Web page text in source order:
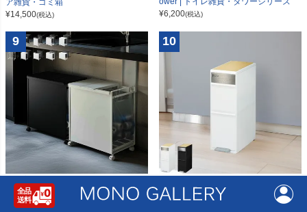
¥14,500(税込)
¥6,200(税込)
9
er | インテリア雑貨・タワーシリー
ズ・ゴミ箱
10
シブル木天板付き | インテリア雑貨・